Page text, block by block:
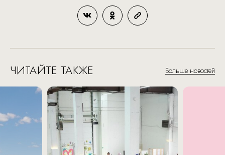
ЧИТАЙТЕ ТАКЖЕ Больше новостей